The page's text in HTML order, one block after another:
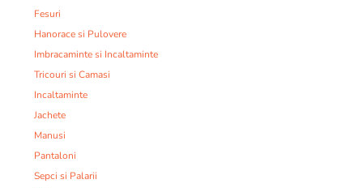
Fesuri
Hanorace si Pulovere
Imbracaminte si Incaltaminte
Tricouri si Camasi
Incaltaminte
Jachete
Manusi
Pantaloni
Sepci si Palarii